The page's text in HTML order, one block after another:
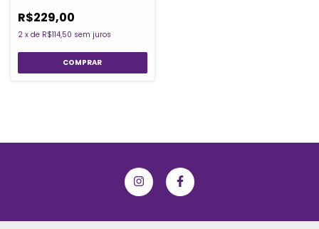
R$229,00
2 x de R$114,50 sem juros